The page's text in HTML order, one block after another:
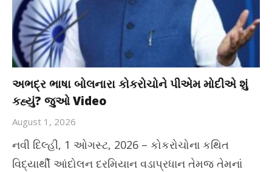
અભદ્ર ભાષા બોલનારા કોકરોચોને પીએમ મોદીએ શું
કહ્યું? જુઓ Video
August 1, 2026
નવી દિલ્હી, 1 ઓગસ્ટ, 2026 – કોકરોચોના કથિત
વિદ્યાર્થી આંદોલન દરમિયાન વડાપ્રધાન તેમજ તેમનાં